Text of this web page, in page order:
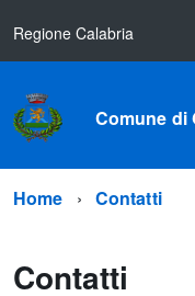
Regione Calabria
Comune di
Home Contatti
Contatti